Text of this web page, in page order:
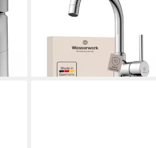
Popup, 360° schwenkbar,
geräuscharm, wassersparend
-4%
lieferbar - in 3-4 Werktagen bei dir